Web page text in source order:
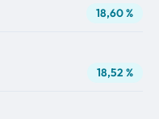
18,60 %
18,52 %